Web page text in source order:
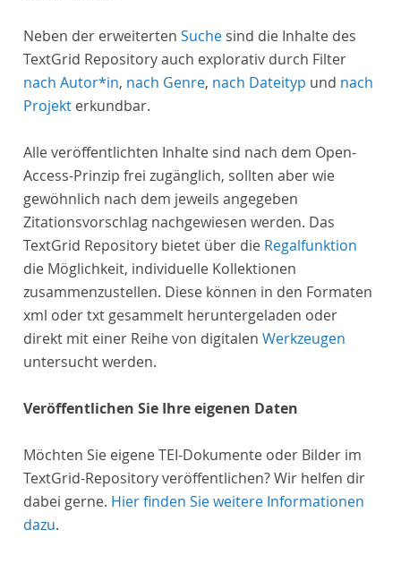
Neben der erweiterten Suche sind die Inhalte des
TextGrid Repository auch explorativ durch Filter
nach Autor*in, nach Genre, nach Dateityp und nach
Projekt erkundbar.
Alle veröffentlichten Inhalte sind nach dem Open-
Access-Prinzip frei zugänglich, sollten aber wie
gewöhnlich nach dem jeweils angegeben
Zitationsvorschlag nachgewiesen werden. Das
TextGrid Repository bietet über die Regalfunktion
die Möglichkeit, individuelle Kollektionen
zusammenzustellen. Diese können in den Formaten
xml oder txt gesammelt heruntergeladen oder
direkt mit einer Reihe von digitalen Werkzeugen
untersucht werden.
Veröffentlichen Sie Ihre eigenen Daten
Möchten Sie eigene TEI-Dokumente oder Bilder im
TextGrid-Repository veröffentlichen? Wir helfen dir
dabei gerne. Hier finden Sie weitere Informationen
dazu.